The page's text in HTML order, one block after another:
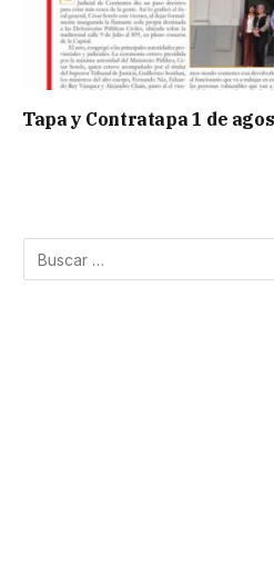
Tapa y Contratapa 1 de